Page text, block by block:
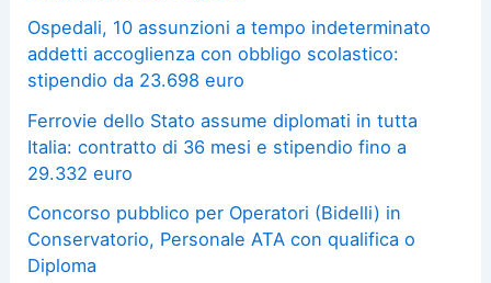
Ospedali, 10 assunzioni a tempo indeterminato
addetti accoglienza con obbligo scolastico:
stipendio da 23.698 euro
Ferrovie dello Stato assume diplomati in tutta
Italia: contratto di 36 mesi e stipendio fino a
29.332 euro
Concorso pubblico per Operatori (Bidelli) in
Conservatorio, Personale ATA con qualifica o
Diploma